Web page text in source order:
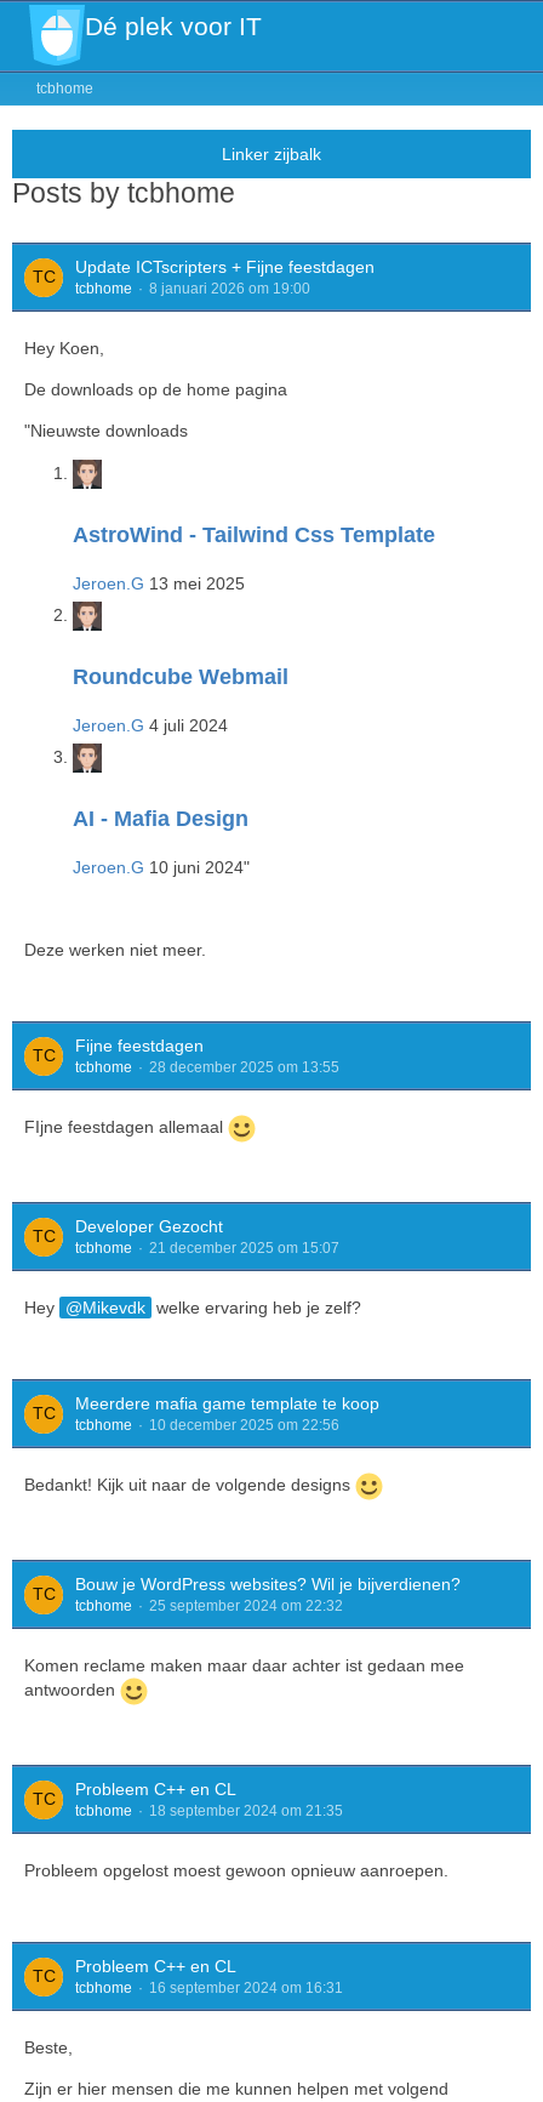
Dé plek voor IT
tcbhome
Posts by tcbhome
Update ICTscripters + Fijne feestdagen
tcbhome 8 januari 2026 om 19:00
Hey Koen,
De downloads op de home pagina
"Nieuwste downloads
AstroWind - Tailwind Css Template
Jeroen.G 13 mei 2025
Roundcube Webmail
Jeroen.G 4 juli 2024
AI - Mafia Design
Jeroen.G 10 juni 2024"
Deze werken niet meer.
Fijne feestdagen
tcbhome 28 december 2025 om 13:55
FIjne feestdagen allemaal
Developer Gezocht
tcbhome 21 december 2025 om 15:07
Hey Mikevdk welke ervaring heb je zelf?
Meerdere mafia game template te koop
tcbhome 10 december 2025 om 22:56
Bedankt! Kijk uit naar de volgende designs
Bouw je WordPress websites? Wil je bijverdienen?
tcbhome 25 september 2024 om 22:32
Komen reclame maken maar daar achter ist gedaan mee
antwoorden
Probleem C++ en CL
tcbhome 18 september 2024 om 21:35
Probleem opgelost moest gewoon opnieuw aanroepen.
Probleem C++ en CL
tcbhome 16 september 2024 om 16:31
Beste,
Zijn er hier mensen die me kunnen helpen met volgend